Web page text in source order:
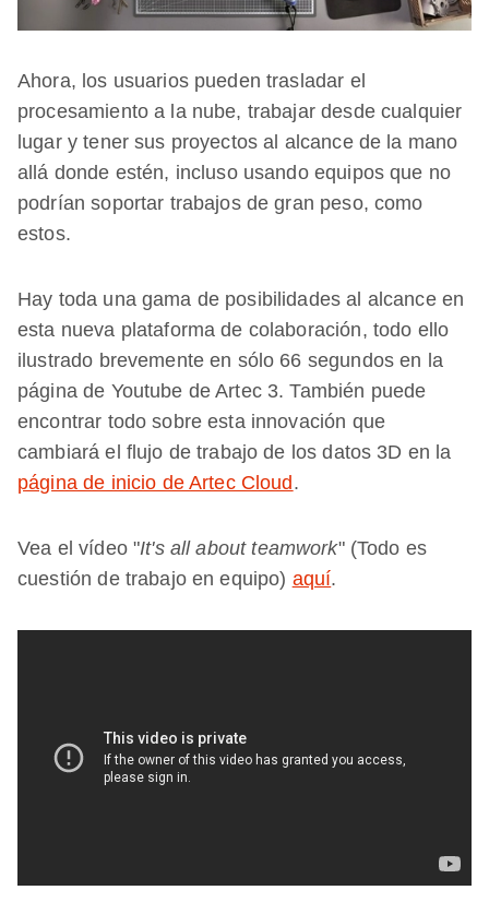
Ahora, los usuarios pueden trasladar el
procesamiento a la nube, trabajar desde cualquier
lugar y tener sus proyectos al alcance de la mano
allá donde estén, incluso usando equipos que no
podrían soportar trabajos de gran peso, como
estos.
Hay toda una gama de posibilidades al alcance en
esta nueva plataforma de colaboración, todo ello
ilustrado brevemente en sólo 66 segundos en la
página de Youtube de Artec 3. También puede
encontrar todo sobre esta innovación que
cambiará el flujo de trabajo de los datos 3D en la
página de inicio de Artec Cloud.
Vea el vídeo "It's all about teamwork" (Todo es
cuestión de trabajo en equipo) aquí.